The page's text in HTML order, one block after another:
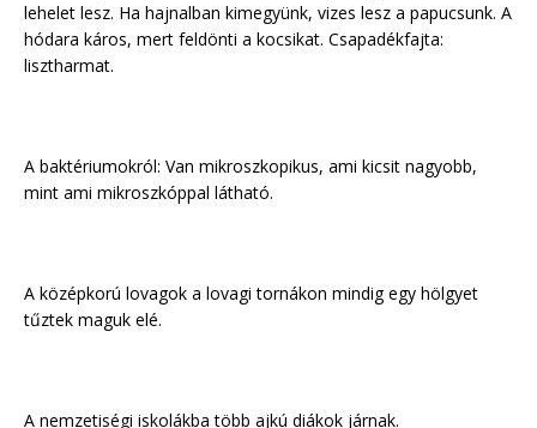
lehelet lesz. Ha hajnalban kimegyünk, vizes lesz a papucsunk. A
hódara káros, mert feldönti a kocsikat. Csapadékfajta:
lisztharmat.
A baktériumokról: Van mikroszkopikus, ami kicsit nagyobb,
mint ami mikroszkóppal látható.
A középkorú lovagok a lovagi tornákon mindig egy hölgyet
tűztek maguk elé.
A nemzetiségi iskolákba több ajkú diákok járnak.